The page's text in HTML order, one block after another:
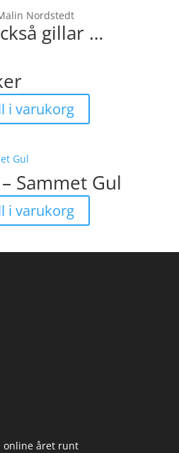
Nordstedt
gillar …
i varukorg
Sammet Gul
i varukorg
online året runt